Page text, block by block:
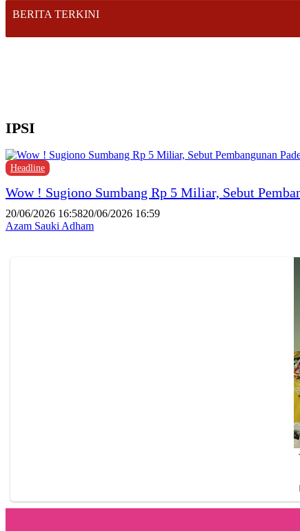
BERITA TERKINI
IPSI
Headline
Wow ! Sugiono Sumbang Rp 5 Miliar, Sebut
20/06/2026 16:5820/06/2026 16:59
Azam Sauki Adham